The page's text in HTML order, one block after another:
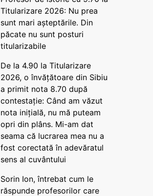
Titularizare 2026: Nu prea
sunt mari așteptările. Din
păcate nu sunt posturi
titularizabile
De la 4.90 la Titularizare
2026, o învățătoare din Sibiu
a primit nota 8.70 după
contestație: Când am văzut
nota inițială, nu mă puteam
opri din plâns. Mi-am dat
seama că lucrarea mea nu a
fost corectată în adevăratul
sens al cuvântului
Sorin Ion, întrebat cum le
răspunde profesorilor care